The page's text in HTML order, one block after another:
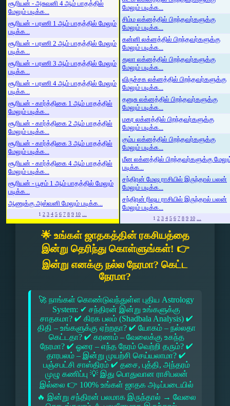
சூரியன் - அசுவனி 4 ஆம் பாதத்தில்
மேலும் படிக்க...
சூரியன் - பரணி 1 ஆம் பாதத்தில் மேலும்
படிக்க...
சூரியன் - பரணி 2 ஆம் பாதத்தில் மேலும்
படிக்க...
சூரியன் - பரணி 3 ஆம் பாதத்தில் மேலும்
படிக்க...
சூரியன் - பரணி 4 ஆம் பாதத்தில் மேலும்
படிக்க...
சூரியன் - கார்த்திகை 1 ஆம் பாதத்தில்
மேலும் படிக்க...
சூரியன் - கார்த்திகை 2 ஆம் பாதத்தில்
மேலும் படிக்க...
சூரியன் - கார்த்திகை 3 ஆம் பாதத்தில்
மேலும் படிக்க...
சூரியன் - கார்த்திகை 4 ஆம் பாதத்தில்
மேலும் படிக்க...
சூரியன் - பூசம் 1 ஆம் பாதத்தில் மேலும்
படிக்க...
ஆணுக்கு அஸ்வனி மேலும் படிக்க...
1 2 3 4 5 6 7 8 9 10 ...
மேலும் படிக்க...
சிம்ம லக்னத்தில் பிறந்தவர்களுக்கு
மேலும் படிக்க...
கன்னி லக்னத்தில் பிறந்தவர்களுக்கு
மேலும் படிக்க...
துலா லக்னத்தில் பிறந்தவர்களுக்கு
மேலும் படிக்க...
விருச்சக லக்னத்தில் பிறந்தவர்களுக்கு
மேலும் படிக்க...
தனுசு லக்னத்தில் பிறந்தவர்களுக்கு
மேலும் படிக்க...
மகர லக்னத்தில் பிறந்தவர்களுக்கு
மேலும் படிக்க...
கும்ப லக்னத்தில் பிறந்தவர்களுக்கு
மேலும் படிக்க...
மீன லக்னத்தில் பிறந்தவர்களுக்கு
படிக்க...
சந்திரன் மேஷ ராசியில் இருந்தால் பலன்
மேலும் படிக்க...
சந்திரன் ரிஷப ராசியில் இருந்தால் பலன்
மேலும் படிக்க...
1 2 3 4 5 6 7 8 9 10 ...
🌟 உங்கள் ஜாதகத்தின் ரகசியத்தை
இன்று தெரிந்து கொள்ளுங்கள்! 👉
இன்று எனக்கு நல்ல நேரமா? கெட்ட
நேரமா?
🚀 நாங்கள் கொண்டுவந்துள்ள புதிய Astrology
System: ✔ சந்திரன் இன்று உங்களுக்கு
சாதகமா? ✔ கிரக பலம் (Shadbala Analysis) ✔
திதி – உங்களுக்கு ஏற்றதா? ✔ யோகம் – நல்லதா
கெட்டதா? ✔ கரணம் – வேலைக்கு உகந்த
நேரமா? ✔ ஓரை – எந்த நேரம் வெற்றி தரும்? ✔
தாரபலம் – இன்று முயற்சி செய்யலாமா? ✔
பஞ்சபட்சி சாஸ்திரம் ✔ தசை, புத்தி, அந்தரம்
முழு கணிப்பு 💡 இது பொதுவான ராசிபலன்
இல்லை 👉 100% உங்கள் ஜாதக அடிப்படையில்
🔥 இன்று சந்திரன் பலமாக இருந்தால் → வேலை